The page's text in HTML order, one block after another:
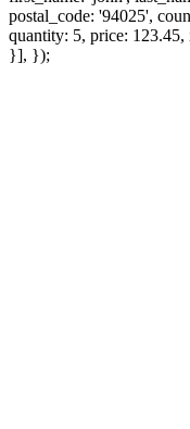
postal_code: '94025',
quantity: 5, price: 123.45,
}], });